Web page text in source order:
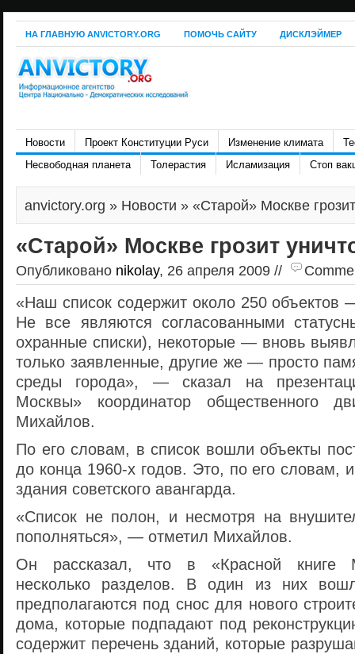
НА ГЛАВНУЮ ANVICTORY.ORG ПОМОЧЬ САЙТУ ДИСКЛЭЙМЕР
Новости Проект Конституции Руси Изменение климата
Несвободная планета
Толерастия Исламизация Стоп
anvictory.org » Новости » «Старой» Москве
«Старой» Москве грозит
Опубликовано nikolay, 26 апреля 2009 //
«Наш список содержит около 250 объектов
Не все являются согласованными
охранные списки), некоторые — вновь
только заявленные, другие же — просто
среды города», — сказал на
Москвы» координатор общественного
Михайлов.
По его словам, в список вошли объекты
до конца 1960-х годов. Это, по его словам,
здания советского авангарда.
«Список не полон, и несмотря на
пополняться», — отметил Михайлов.
Он рассказал, что в «Красной книге
несколько разделов. В один из них
предполагаются под снос для нового
дома, которые подпадают под
содержит перечень зданий, которые